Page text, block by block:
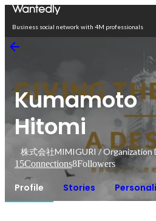
Business social network with 4M professionals
Kumamoto
Hitomi
株式会社MIMIGURI / Organization
15Connections8Followers
Profile Stories